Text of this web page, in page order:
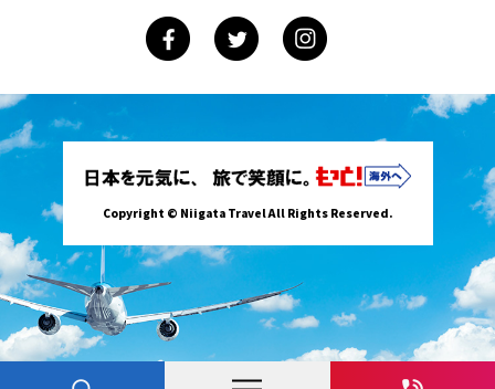
Copyright © Niigata Travel All Rights Reserved.